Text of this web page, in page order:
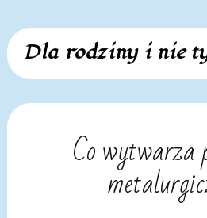
Skip
content
Dla rodziny i nie
Co wytwarza